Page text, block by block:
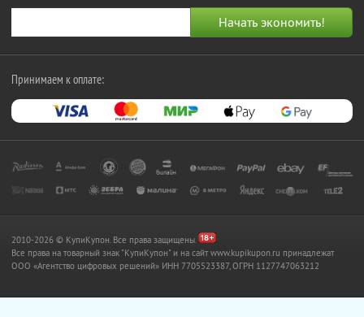
Принимаем к оплате:
2010-2026 © КупиКупон. Все права защищены.
Все права на товарный знак "КупиКупон" и на сайт www.kupikupon.ru принадлежат
OOO «Агентство цифровых решений» ИНН 7705523387, ОГРН 1127747063212